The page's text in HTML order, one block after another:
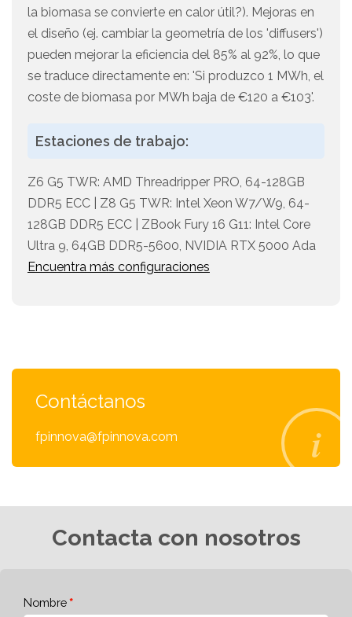
la biomasa se convierte en calor útil?). Mejoras en
el diseño (ej. cambiar la geometría de los 'diffusers')
pueden mejorar la eficiencia del 85% al 92%, lo que
se traduce directamente en: 'Si produzco 1 MWh, el
coste de biomasa por MWh baja de €120 a €103'.
Estaciones de trabajo:
Z6 G5 TWR: AMD Threadripper PRO, 64-128GB
DDR5 ECC | Z8 G5 TWR: Intel Xeon W7/W9, 64-
128GB DDR5 ECC | ZBook Fury 16 G11: Intel Core
Ultra 9, 64GB DDR5-5600, NVIDIA RTX 5000 Ada
Encuentra más configuraciones
Contáctanos
fpinnova@fpinnova.com
Contacta con nosotros
Nombre